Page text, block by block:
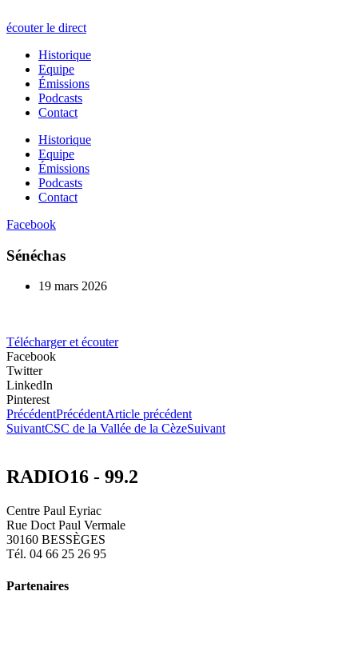
écouter le direct
Historique
Equipe
Émissions
Podcasts
Contact
Historique
Equipe
Émissions
Podcasts
Contact
Facebook
Sénéchas
19 mars 2026
Télécharger et écouter
Facebook
Twitter
LinkedIn
Pinterest
PrécédentPrécédentArticle précédent
SuivantCSC de la Vallée de la CèzeSuivant
RADIO16 - 99.2
Centre Paul Eyriac
Rue Doct Paul Vermale
30160 BESSÈGES
Tél. 04 66 25 26 95
Partenaires